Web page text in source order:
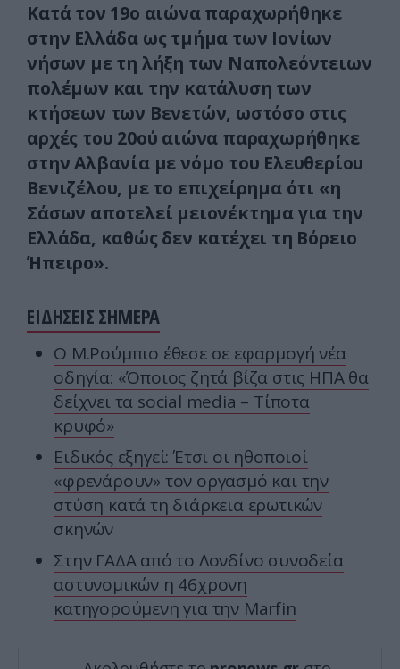
Κατά τον 19ο αιώνα παραχωρήθηκε
στην Ελλάδα ως τμήμα των Ιονίων
νήσων με τη λήξη των Ναπολεόντειων
πολέμων και την κατάλυση των
κτήσεων των Βενετών, ωστόσο στις
αρχές του 20ού αιώνα παραχωρήθηκε
στην Αλβανία με νόμο του Ελευθερίου
Βενιζέλου, με το επιχείρημα ότι «η
Σάσων αποτελεί μειονέκτημα για την
Ελλάδα, καθώς δεν κατέχει τη Βόρειο
Ήπειρο».
ΕΙΔΗΣΕΙΣ ΣΗΜΕΡΑ
Ο Μ.Ρούμπιο έθεσε σε εφαρμογή νέα
οδηγία: «Όποιος ζητά βίζα στις ΗΠΑ θα
δείχνει τα social media – Τίποτα
κρυφό»
Ειδικός εξηγεί: Έτσι οι ηθοποιοί
«φρενάρουν» τον οργασμό και την
στύση κατά τη διάρκεια ερωτικών
σκηνών
Στην ΓΑΔΑ από το Λονδίνο συνοδεία
αστυνομικών η 46χρονη
κατηγορούμενη για την Marfin